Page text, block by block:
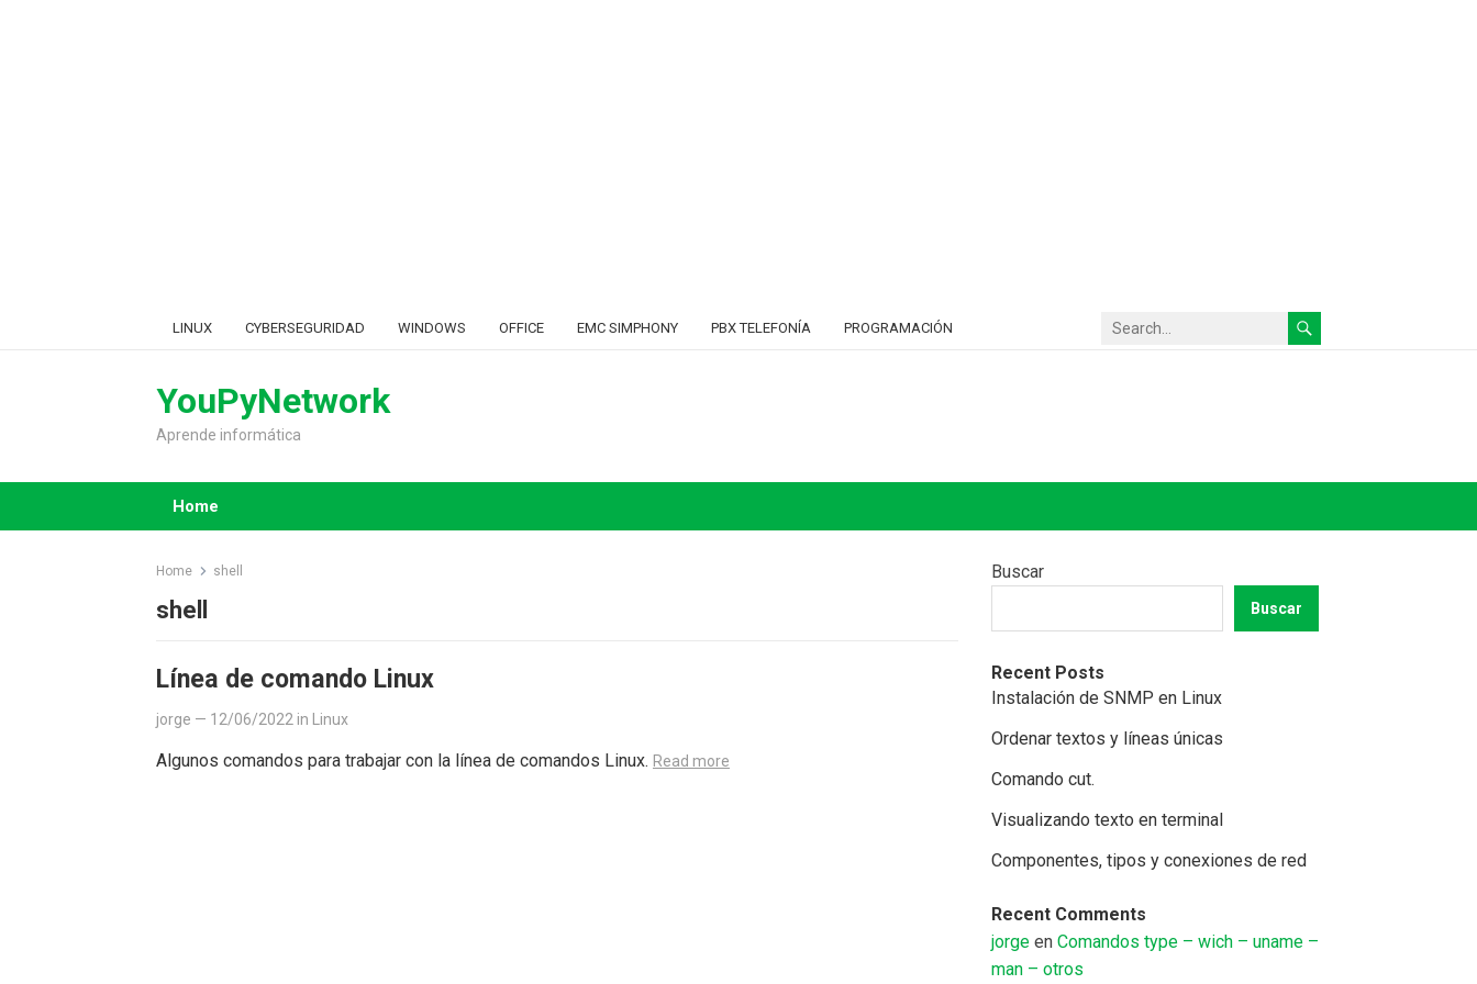
LINUX CYBERSEGURIDAD WINDOWS OFFICE EMC SIMPHONY PBX TELEFONÍA PROGRAMACIÓN
YouPyNetwork
Aprende informática
Home
Home shell
shell
Línea de comando Linux
jorge — 12/06/2022 in Linux
Algunos comandos para trabajar con la línea de comandos Linux. Read more
Buscar
Buscar
Recent Posts
Instalación de SNMP en Linux
Ordenar textos y líneas únicas
Comando cut.
Visualizando texto en terminal
Componentes, tipos y conexiones de red
Recent Comments
jorge en Comandos type – wich – uname –
man – otros